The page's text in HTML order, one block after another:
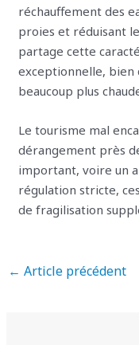
réchauffement des
proies et réduisant
partage cette
exceptionnelle, bien
beaucoup plus
Le tourisme mal
dérangement près
important, voire un
régulation stricte,
de fragilisation
← Article précédent